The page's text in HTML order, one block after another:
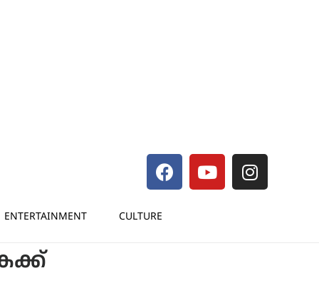
ENTERTAINMENT CULTURE